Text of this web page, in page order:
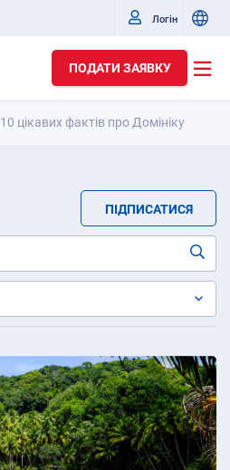
Логін
ПОДАТИ ЗАЯВКУ
10 цікавих фактів про Домініку
ПІДПИСАТИСЯ